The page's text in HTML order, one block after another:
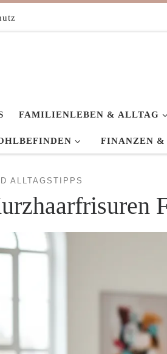
FAMILIENLEBEN & ALLTAG
FINANZEN &
ALLTAGSTIPPS